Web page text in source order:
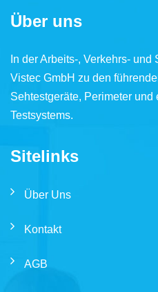
Über uns
In der Arbeits-, Verkehrs-
Vistec GmbH zu den
Sehtestgeräte, Perimeter
Testsystems.
Sitelinks
Über Uns
Kontakt
AGB